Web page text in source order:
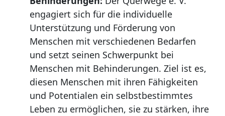
engagiert sich für die individuelle
Unterstützung und Förderung von
Menschen mit verschiedenen Bedarfen
und setzt seinen Schwerpunkt bei
Menschen mit Behinderungen. Ziel ist es,
diesen Menschen mit ihren Fähigkeiten
und Potentialen ein selbstbestimmtes
Leben zu ermöglichen, sie zu stärken, ihre